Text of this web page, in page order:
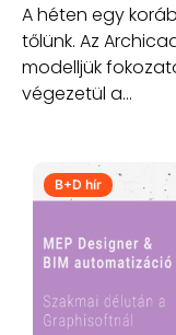
A héten egy
tőlünk. Az
modelljük
végezetül a...
B+D hír